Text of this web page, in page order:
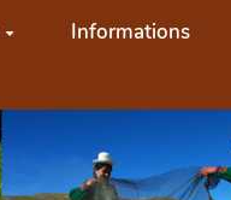
Informations